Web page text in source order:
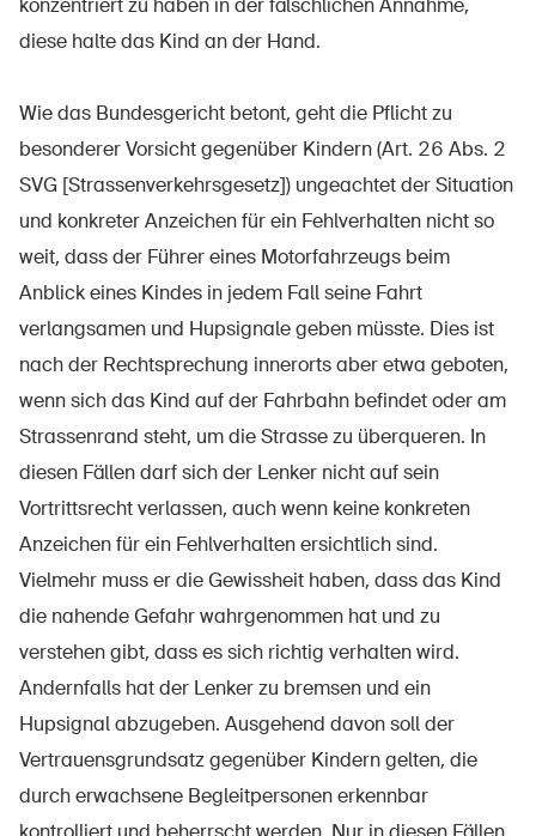
konzentriert zu haben in der fälschlichen Annahme,
diese halte das Kind an der Hand.
Wie das Bundesgericht betont, geht die Pflicht zu
besonderer Vorsicht gegenüber Kindern (Art. 26 Abs. 2
SVG [Strassenverkehrsgesetz]) ungeachtet der Situation
und konkreter Anzeichen für ein Fehlverhalten nicht so
weit, dass der Führer eines Motorfahrzeugs beim
Anblick eines Kindes in jedem Fall seine Fahrt
verlangsamen und Hupsignale geben müsste. Dies ist
nach der Rechtsprechung innerorts aber etwa geboten,
wenn sich das Kind auf der Fahrbahn befindet oder am
Strassenrand steht, um die Strasse zu überqueren. In
diesen Fällen darf sich der Lenker nicht auf sein
Vortrittsrecht verlassen, auch wenn keine konkreten
Anzeichen für ein Fehlverhalten ersichtlich sind.
Vielmehr muss er die Gewissheit haben, dass das Kind
die nahende Gefahr wahrgenommen hat und zu
verstehen gibt, dass es sich richtig verhalten wird.
Andernfalls hat der Lenker zu bremsen und ein
Hupsignal abzugeben. Ausgehend davon soll der
Vertrauensgrundsatz gegenüber Kindern gelten, die
durch erwachsene Begleitpersonen erkennbar